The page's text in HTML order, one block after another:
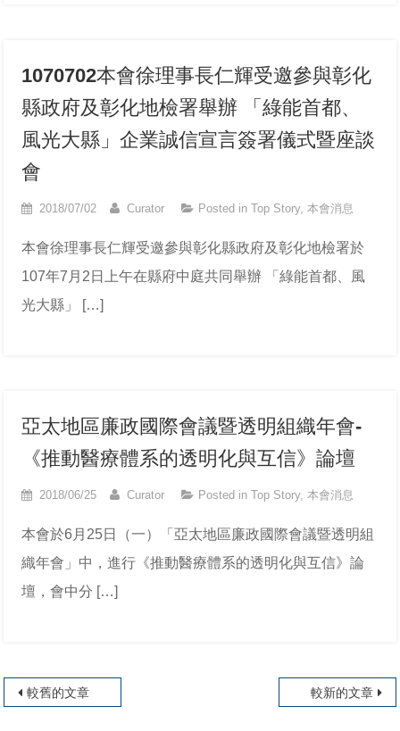
1070702本會徐理事長仁輝受邀參與彰化
縣政府及彰化地檢署舉辦 「綠能首都、
風光大縣」企業誠信宣言簽署儀式暨座談
會
2018/07/02 Curator Posted inTop Story,本會消息
本會徐理事長仁輝受邀參與彰化縣政府及彰化地檢署於
107年7月2日上午在縣府中庭共同舉辦 「綠能首都、風
光大縣」 […]
亞太地區廉政國際會議暨透明組織年會-
《推動醫療體系的透明化與互信》論壇
2018/06/25 Curator Posted inTop Story,本會消息
本會於6月25日（一）「亞太地區廉政國際會議暨透明組
織年會」中，進行《推動醫療體系的透明化與互信》論
壇，會中分 […]
文章導覽
較舊的文章 較新的文章